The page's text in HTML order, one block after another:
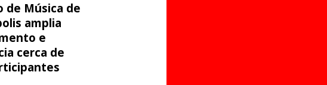
de Música de
amplia
e
cerca de